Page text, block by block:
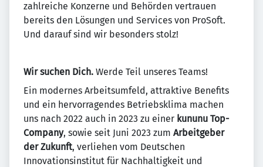
zahlreiche Konzerne und Behörden vertrauen
bereits den Lösungen und Services von ProSoft.
Und darauf sind wir besonders stolz!
Wir suchen Dich. Werde Teil unseres Teams!
Ein modernes Arbeitsumfeld, attraktive Benefits
und ein hervorragendes Betriebsklima machen
uns nach 2022 auch in 2023 zu einer kununu Top-
Company, sowie seit Juni 2023 zum Arbeitgeber
der Zukunft, verliehen vom Deutschen
Innovationsinstitut für Nachhaltigkeit und